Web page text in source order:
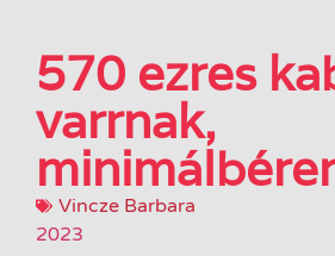
570 ezres
varrnak,
Vincze Barbara
2023